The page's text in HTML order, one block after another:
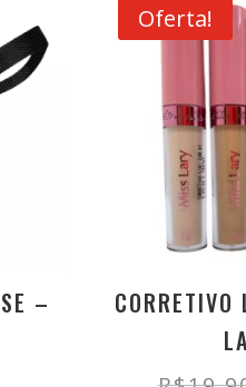
–
Oferta!
CORRETIVO